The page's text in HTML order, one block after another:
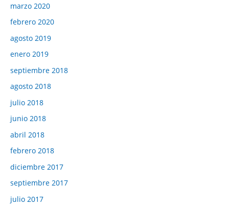
marzo 2020
febrero 2020
agosto 2019
enero 2019
septiembre 2018
agosto 2018
julio 2018
junio 2018
abril 2018
febrero 2018
diciembre 2017
septiembre 2017
julio 2017